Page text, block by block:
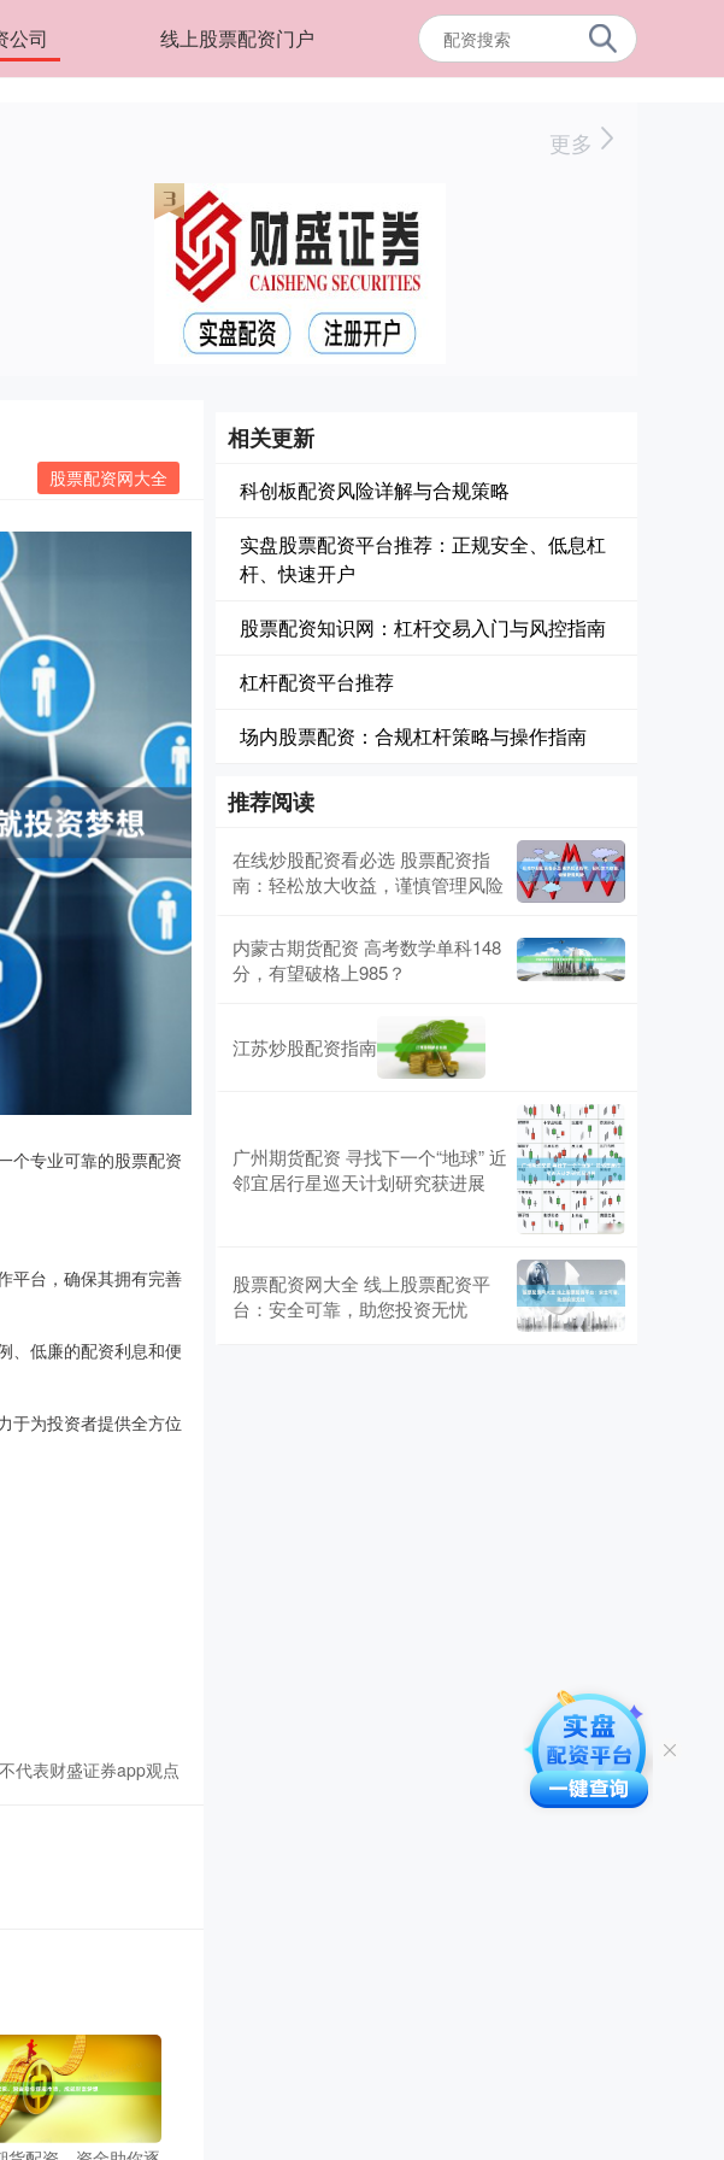
公司 线上股票配资门户
更多
股票配资网大全
个专业可靠的股票配资
平台，确保其拥有完善
、低廉的配资利息和便
于为投资者提供全方位
代表财盛证券app观点
相关更新
科创板配资风险详解与合规策略
实盘股票配资平台推荐：正规安全、低息杠
杆、快速开户
股票配资知识网：杠杆交易入门与风控指南
杠杆配资平台推荐
场内股票配资：合规杠杆策略与操作指南
推荐阅读
在线炒股配资看必选 股票配资指
南：轻松放大收益，谨慎管理风险
内蒙古期货配资 高考数学单科148
分，有望破格上985？
江苏炒股配资指南
广州期货配资 寻找下一个“地球” 近
邻宜居行星巡天计划研究获进展
股票配资网大全 线上股票配资平
台：安全可靠，助您投资无忧